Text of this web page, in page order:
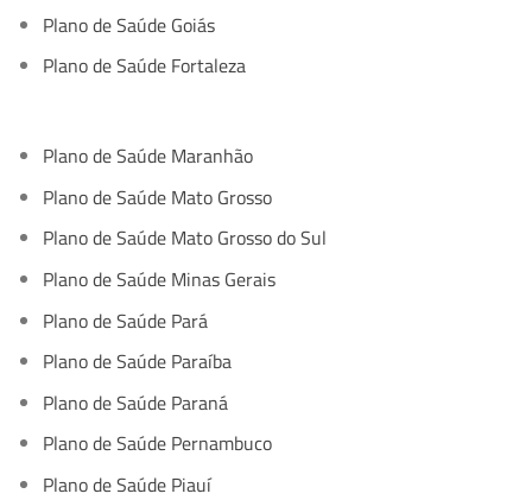
Plano de Saúde Goiás
Plano de Saúde Fortaleza
Plano de Saúde Maranhão
Plano de Saúde Mato Grosso
Plano de Saúde Mato Grosso do Sul
Plano de Saúde Minas Gerais
Plano de Saúde Pará
Plano de Saúde Paraíba
Plano de Saúde Paraná
Plano de Saúde Pernambuco
Plano de Saúde Piauí